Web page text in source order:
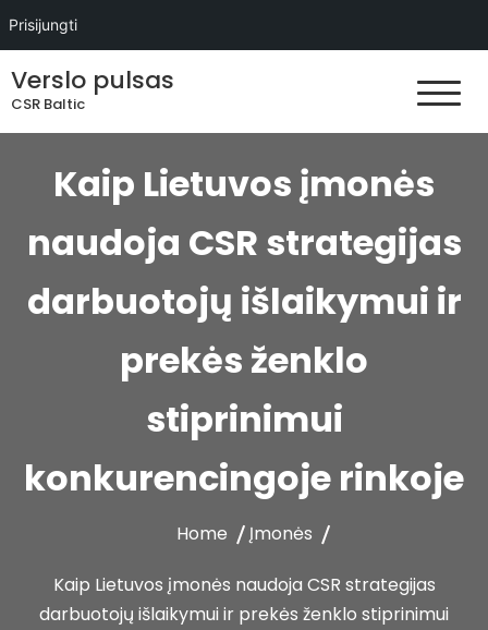
Prisijungti
toVerslo pulsas
CSR Baltic
Kaip Lietuvos įmonės
naudoja CSR strategijas
darbuotojų išlaikymui ir
prekės ženklo
stiprinimui
konkurencingoje rinkoje
Home Įmonės
Kaip Lietuvos įmonės naudoja CSR strategijas
darbuotojų išlaikymui ir prekės ženklo stiprinimui